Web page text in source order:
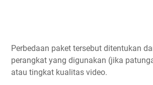
Perbedaan paket tersebut ditentukan
perangkat yang digunakan (jika
atau tingkat kualitas video.